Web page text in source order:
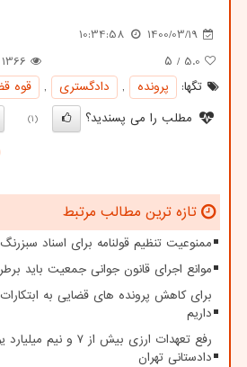
1400/03/19
10:34:58
5.0 / ۵
1366
تگها:
پرونده , دادگستری ,
قوه
مطلب را می پسندید؟
(1)
تازه ترین مطالب مرتبط
ممنوعیت تنظیم قولنامه برای اسناد سبزرنگ
موانع اجرای قانون جوانی جمعیت باید
برای کاهش پرونده های قضایی به
داریم
رفع تعهدات ارزی بیش از
دادستانی تهران